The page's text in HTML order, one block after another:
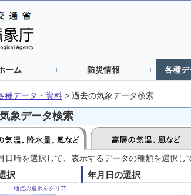
ーム 防災情報 各種
種データ・資料 > 過去の気象データ検索
象データ検索
日時を選択して、表示するデータの種類を選択し
択
地点の選択をクリア
年月日の選択